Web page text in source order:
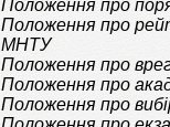
Положення про
Положення про
МНТУ
Положення про
Положення про
Положення про